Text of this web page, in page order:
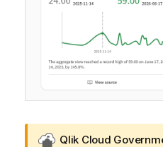
G
Qlik Cloud